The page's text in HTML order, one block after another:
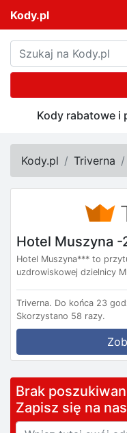
Kody.pl
Kody rabatowe i
Kody.pl Triverna
Hotel Muszyna -
Hotel Muszyna*** to
uzdrowiskowej dzielnicy
Triverna. Do końca 23
Skorzystano 58 razy.
Brak
Zapisz się na